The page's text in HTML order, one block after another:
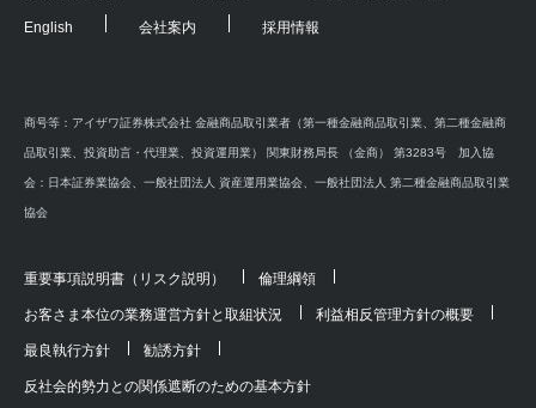
English 会社案内 採用情報
商号等：アイザワ証券株式会社 金融商品取引業者（第一種金融商品取引業、第二種金融商
品取引業、投資助言・代理業、投資運用業） 関東財務局長 （金商） 第3283号 加入協
会：日本証券業協会、一般社団法人 資産運用業協会、一般社団法人 第二種金融商品取引業
協会
重要事項説明書（リスク説明） 倫理綱領
お客さま本位の業務運営方針と取組状況 利益相反管理方針の概要
最良執行方針 勧誘方針
反社会的勢力との関係遮断のための基本方針